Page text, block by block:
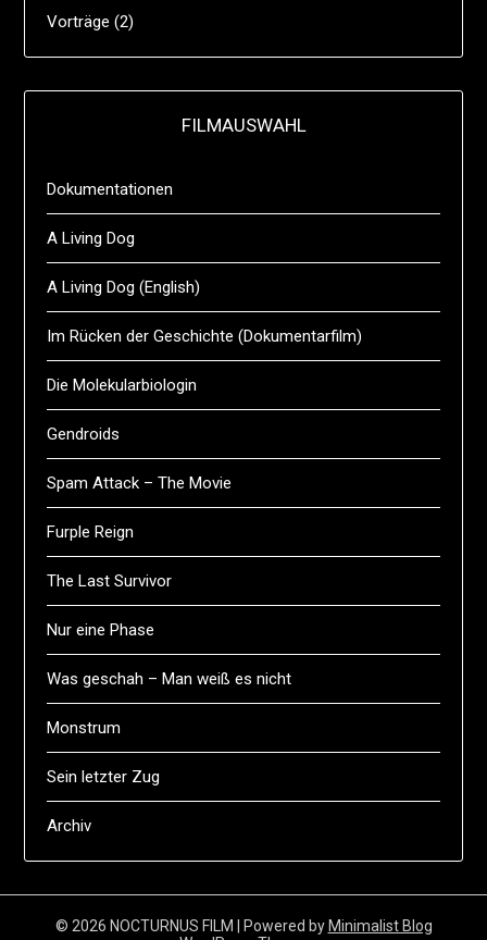
Vorträge (2)
FILMAUSWAHL
Dokumentationen
A Living Dog
A Living Dog (English)
Im Rücken der Geschichte (Dokumentarfilm)
Die Molekularbiologin
Gendroids
Spam Attack – The Movie
Furple Reign
The Last Survivor
Nur eine Phase
Was geschah – Man weiß es nicht
Monstrum
Sein letzter Zug
Archiv
© 2026 NOCTURNUS FILM | Powered by Minimalist Blog